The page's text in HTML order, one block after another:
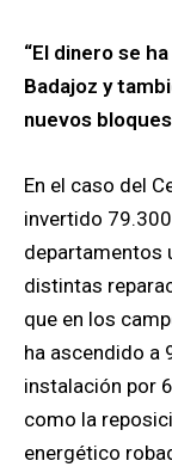
“El dinero se
Badajoz y
nuevos
En el caso del
invertido
departamentos
distintas
que en los
ha ascendido a
instalación por
como la
energético